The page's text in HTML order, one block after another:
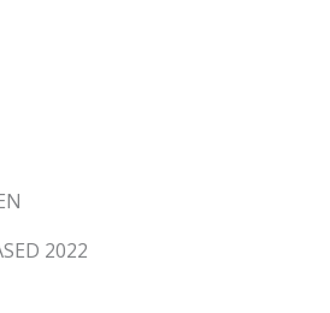
2022